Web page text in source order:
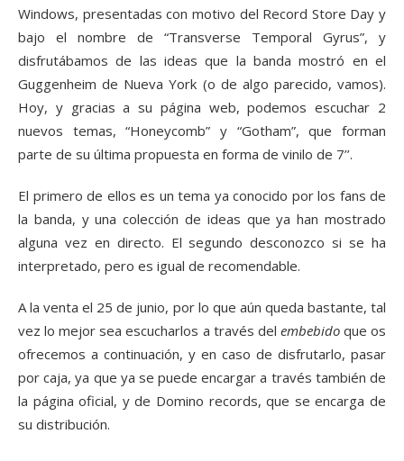
Windows, presentadas con motivo del Record Store Day y
bajo el nombre de “Transverse Temporal Gyrus”, y
disfrutábamos de las ideas que la banda mostró en el
Guggenheim de Nueva York (o de algo parecido, vamos).
Hoy, y gracias a su página web, podemos escuchar 2
nuevos temas, “Honeycomb” y “Gotham”, que forman
parte de su última propuesta en forma de vinilo de 7’’.
El primero de ellos es un tema ya conocido por los fans de
la banda, y una colección de ideas que ya han mostrado
alguna vez en directo. El segundo desconozco si se ha
interpretado, pero es igual de recomendable.
A la venta el 25 de junio, por lo que aún queda bastante, tal
vez lo mejor sea escucharlos a través del embebidoque os
ofrecemos a continuación, y en caso de disfrutarlo, pasar
por caja, ya que ya se puede encargar a través también de
la página oficial, y de Domino records, que se encarga de
su distribución.